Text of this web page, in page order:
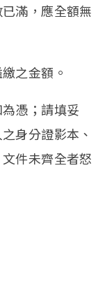
滿，應全額無
之金額。
憑；請填妥
身分證影本、
件未齊全者怒